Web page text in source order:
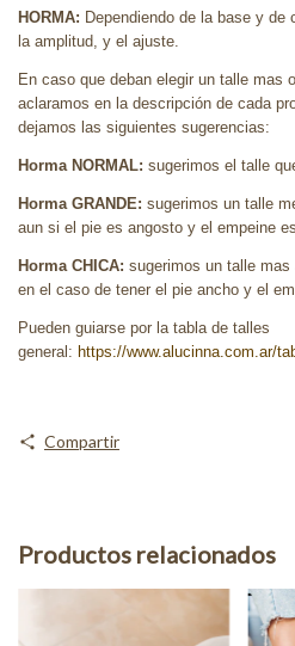
HORMA: Dependiendo de la base y de
la amplitud, y el ajuste.
En caso que deban elegir un talle mas
aclaramos en la descripción de cada
dejamos las siguientes sugerencias:
Horma NORMAL: sugerimos el talle
Horma GRANDE: sugerimos un talle
aun si el pie es angosto y el empeine
Horma CHICA: sugerimos un talle
en el caso de tener el pie ancho y el
Pueden guiarse por la tabla de talles
general: https://www.alucinna.com.ar/
Compartir
Productos relacionados